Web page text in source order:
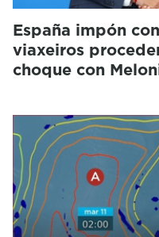
España impón
viaxeiros
choque con